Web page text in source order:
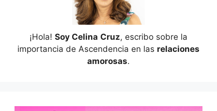
¡Hola! Soy Celina Cruz, escribo sobre la
importancia de Ascendencia en las relaciones
amorosas.